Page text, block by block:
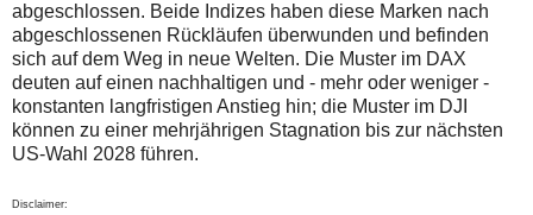
abgeschlossen. Beide Indizes haben diese Marken nach
abgeschlossenen Rückläufen überwunden und befinden
sich auf dem Weg in neue Welten. Die Muster im DAX
deuten auf einen nachhaltigen und - mehr oder weniger -
konstanten langfristigen Anstieg hin; die Muster im DJI
können zu einer mehrjährigen Stagnation bis zur nächsten
US-Wahl 2028 führen.
Disclaimer: